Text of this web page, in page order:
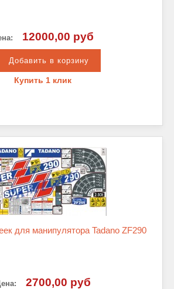
12000,00 руб
Купить 1 клик
для манипулятора Tadano ZF290
2700,00 руб